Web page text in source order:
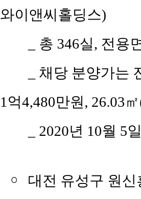
와이앤씨홀딩스)
_ 총 346실, 전용
_ 채당 분양가는
1억4,480만원, 26.03
_ 2020년 10월
￮
대전 유성구 원